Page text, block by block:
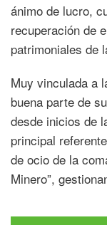
ánimo de lucro,
recuperación de
patrimoniales de
Muy vinculada a
buena parte de
desde inicios de
principal
de ocio de la
Minero”,